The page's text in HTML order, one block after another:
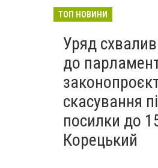
ТОП НОВИНИ
Уряд
до
скасування
посилки до
Корецький